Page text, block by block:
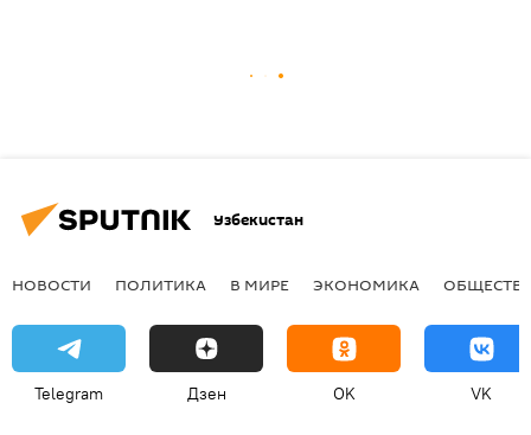
Узбекистан
НОВОСТИ ПОЛИТИКА В МИРЕ ЭКОНОМИКА
Telegram Дзен OK VK